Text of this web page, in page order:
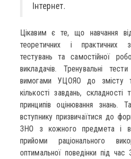
Інтернет.
Цікавим є те, що навчання
теоретичних і практичних
тестувань та самостійної
викладачів. Тренувальні
вимогами УЦОЯО до змісту
кількості завдань, складності
принципів оцінювання знань.
вступнику призвичаїтися до
ЗНО з кожного предмета і
прийоми раціонального
оптимальної поведінки під